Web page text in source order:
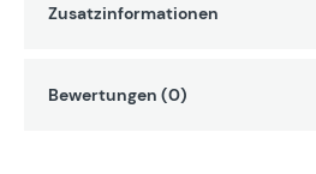
Zusatzinformationen
Bewertungen (0)